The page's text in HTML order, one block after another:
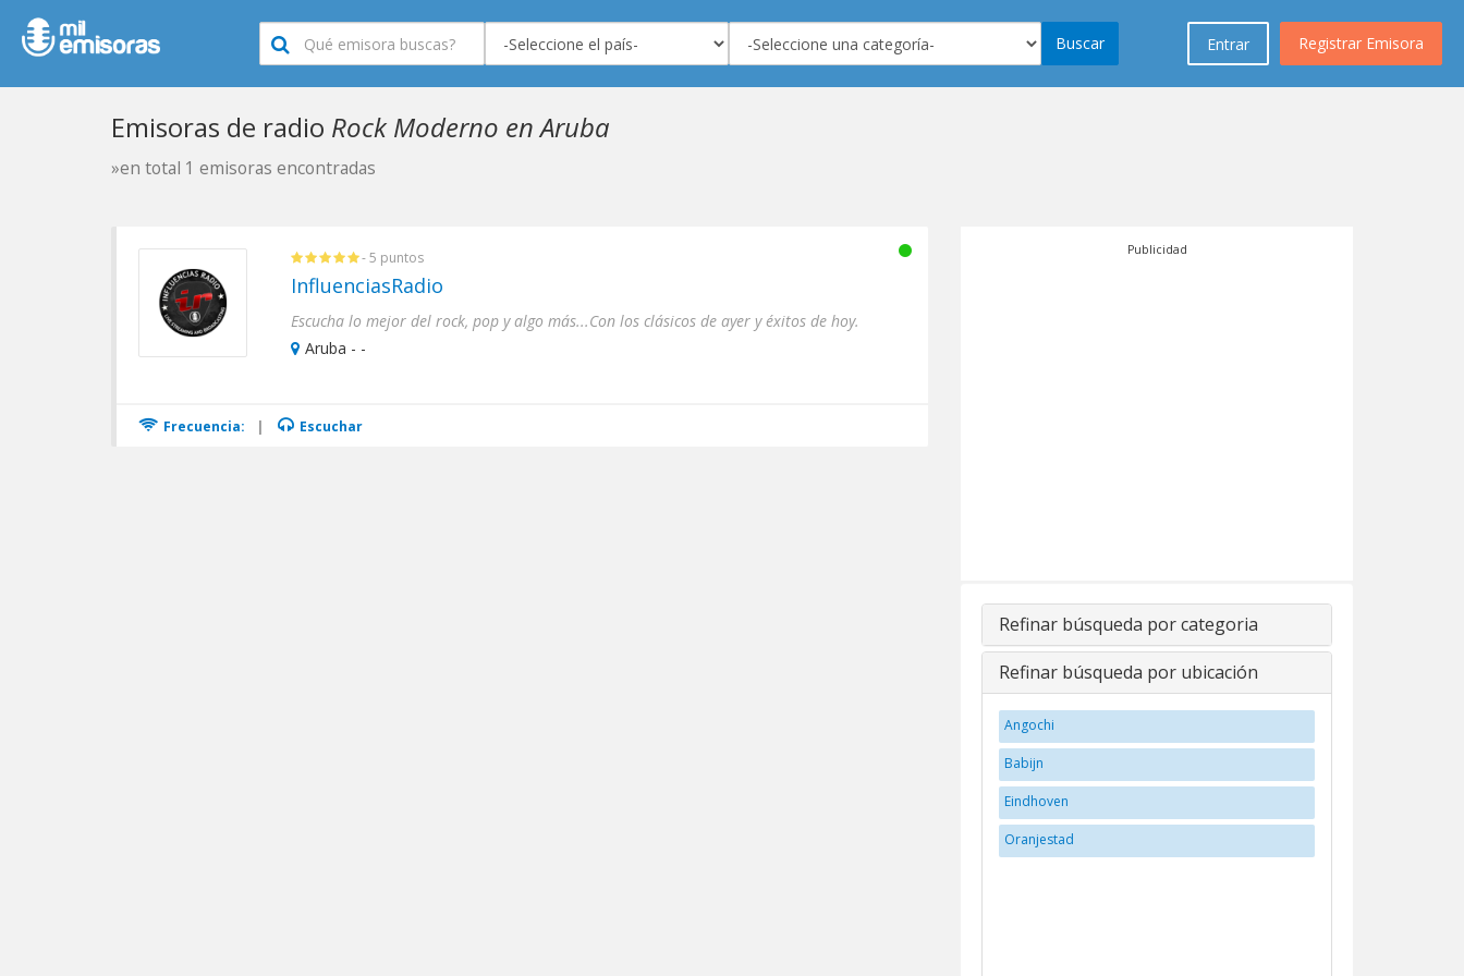
Registrar Emisora
Entrar
Buscar
Emisoras de radio Rock Moderno en Aruba
»en total 1 emisoras encontradas
- 5 puntos
InfluenciasRadio
Escucha lo mejor del rock, pop y algo más...Con los clásicos de ayer y éxitos de hoy.
Aruba - -
Frecuencia: | Escuchar
Publicidad
Refinar búsqueda por categoria
Refinar búsqueda por ubicación
Angochi
Babijn
Eindhoven
Oranjestad